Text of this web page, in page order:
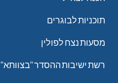
תוכניות לבוגרים
מסעות נצח לפולין
רשת ישיבות ההסדר "בצוותא"